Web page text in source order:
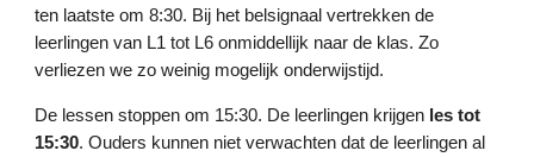
ten laatste om 8:30. Bij het belsignaal vertrekken de
leerlingen van L1 tot L6 onmiddellijk naar de klas. Zo
verliezen we zo weinig mogelijk onderwijstijd.
De lessen stoppen om 15:30. De leerlingen krijgen les tot
15:30. Ouders kunnen niet verwachten dat de leerlingen al